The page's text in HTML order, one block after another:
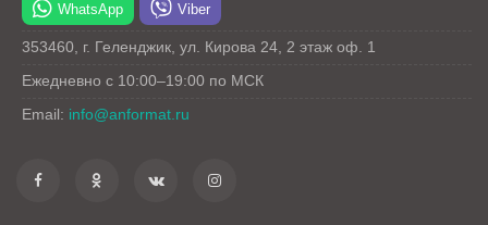
WhatsApp Viber
353460, г. Геленджик, ул. Кирова 24, 2 этаж оф. 1
Ежедневно с 10:00–19:00 по МСК
Email: info@anformat.ru